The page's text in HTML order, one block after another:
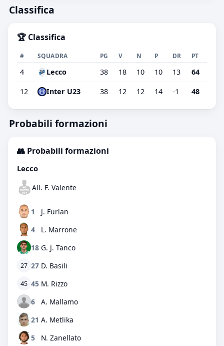
Classifica
🏆 Classifica
# SQUADRA PG V N P DR PT
4 Lecco 38 18 10 10 13 64
12 Inter U23 38 12 12 14 -1 48
Probabili formazioni
👥 Probabili formazioni
Lecco
All. F. Valente
1
J. Furlan
4
L. Marrone
18 G. J. Tanco
27 27 D. Basili
45 45 M. Rizzo
6
A. Mallamo
21 A. Metlika
5
N. Zanellato